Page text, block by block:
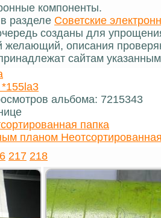
компоненты.
разделе Советские
созданы для
описания
сайтам указанным
альбома: 7215343
папка
планом
217 218